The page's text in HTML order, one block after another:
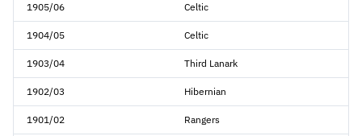
1905/06 Celtic
1904/05 Celtic
1903/04 Third Lanark
1902/03 Hibernian
1901/02 Rangers